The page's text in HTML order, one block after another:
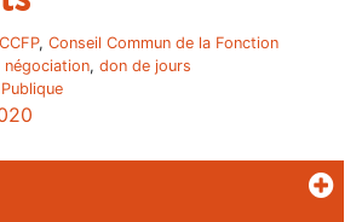
CCFP, Conseil Commun de la Fonction
négociation, don de jours